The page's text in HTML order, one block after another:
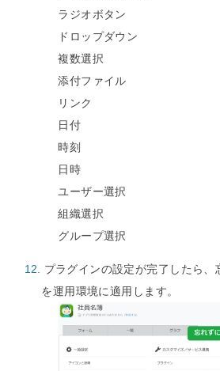
ラジオボタン
ドロップダウン
複数選択
添付ファイル
リンク
日付
時刻
日時
ユーザー選択
組織選択
グループ選択
プラグインの設定が完了したら、
を運用環境に適用します。